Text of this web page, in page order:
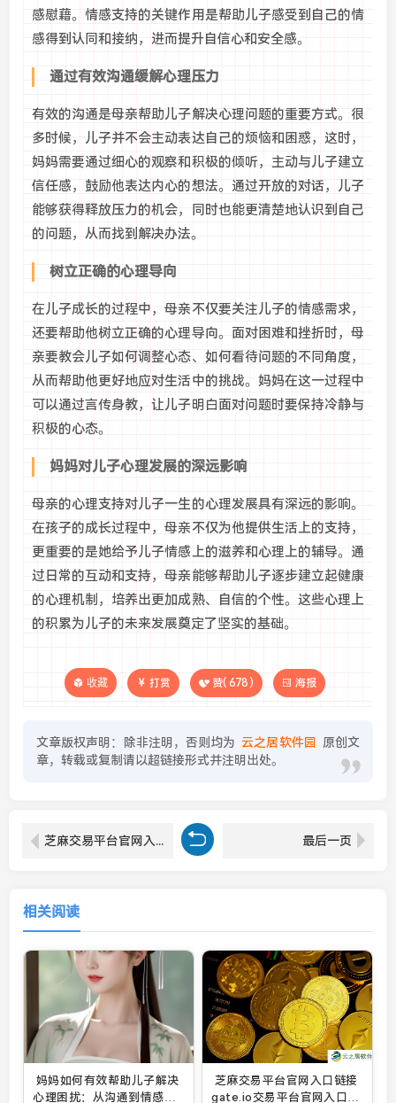
感慰藉。情感支持的关键作用是帮助儿子感受到自己的情
感得到认同和接纳，进而提升自信心和安全感。
通过有效沟通缓解心理压力
有效的沟通是母亲帮助儿子解决心理问题的重要方式。很
多时候，儿子并不会主动表达自己的烦恼和困惑，这时，
妈妈需要通过细心的观察和积极的倾听，主动与儿子建立
信任感，鼓励他表达内心的想法。通过开放的对话，儿子
能够获得释放压力的机会，同时也能更清楚地认识到自己
的问题，从而找到解决办法。
树立正确的心理导向
在儿子成长的过程中，母亲不仅要关注儿子的情感需求，
还要帮助他树立正确的心理导向。面对困难和挫折时，母
亲要教会儿子如何调整心态、如何看待问题的不同角度，
从而帮助他更好地应对生活中的挑战。妈妈在这一过程中
可以通过言传身教，让儿子明白面对问题时要保持冷静与
积极的心态。
妈妈对儿子心理发展的深远影响
母亲的心理支持对儿子一生的心理发展具有深远的影响。
在孩子的成长过程中，母亲不仅为他提供生活上的支持，
更重要的是她给予儿子情感上的滋养和心理上的辅导。通
过日常的互动和支持，母亲能够帮助儿子逐步建立起健康
的心理机制，培养出更加成熟、自信的个性。这些心理上
的积累为儿子的未来发展奠定了坚实的基础。
收藏 打赏 赞( 678 ) 海报
文章版权声明：除非注明，否则均为 云之居软件园
原创文
章，转载或复制请以超链接形式并注明出处。
芝麻交易平台官网入口链接 gate.io交易平台官网入口网址 最后一页
相关阅读
妈妈如何有效帮助儿子解决
心理困扰：从沟通到情感支
芝麻交易平台官网入口链接
gate.io交易平台官网入口网